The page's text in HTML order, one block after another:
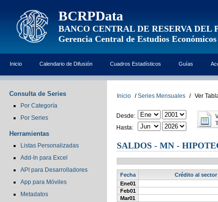
BCRPData
BANCO CENTRAL DE RESERVA DEL
Gerencia Central de Estudios Económicos
Inicio Calendario de Difusión Cuadros Estadísticos Guías
Consulta de Series
Por Categoría
Por Series
Herramientas
Listas Personalizadas
Add-In para Excel
API para Desarrolladores
App para Móviles
Metadatos
Inicio / Series Mensuales / Ver
Desde:
Hasta:
SALDOS - MN -
Fecha
Crédito al
Ene01
Feb01
Mar01